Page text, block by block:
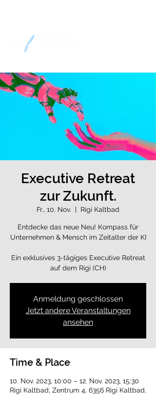
Executive Retreat
zur Zukunft.
Fr., 10. Nov.
  |
Rigi Kaltbad
Entdecke das neue Neu! Kompass für
Unternehmen & Mensch im Zeitalter der KI
Ein exklusives 3-tägiges Executive Retreat
auf dem Rigi (CH)
Anmeldung geschlossen
Jetzt andere Veranstaltungen
ansehen
Time & Place
10. Nov. 2023, 10:00 – 12. Nov. 2023, 15:30
Rigi Kaltbad, Zentrum 4, 6356 Rigi Kaltbad,